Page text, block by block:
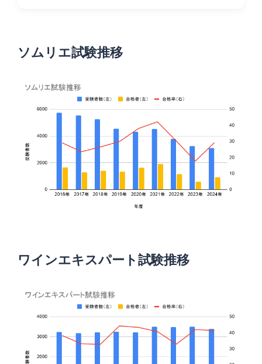
ソムリエ試験推移
ワインエキスパート試験推移